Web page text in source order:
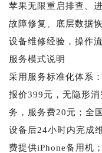
苹果无限重启排查、
故障修复、底层数据
设备维修经验，操作
服务模式说明
采用服务标准化体系
报价399元，无隐形
务，服务费20元；全
设备后24小时内完成
费提供iPhone备用机